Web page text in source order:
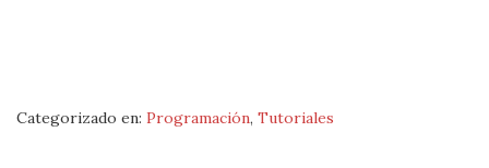
Categorizado en: Programación, Tutoriales